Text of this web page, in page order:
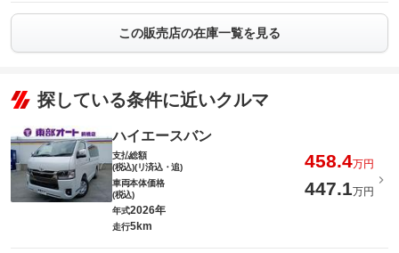
この販売店の在庫一覧を見る
探している条件に近いクルマ
ハイエースバン
支払総額
(税込)(リ済込・追)
458.4万円
車両本体価格
(税込)
447.1万円
年式2026年
走行5km